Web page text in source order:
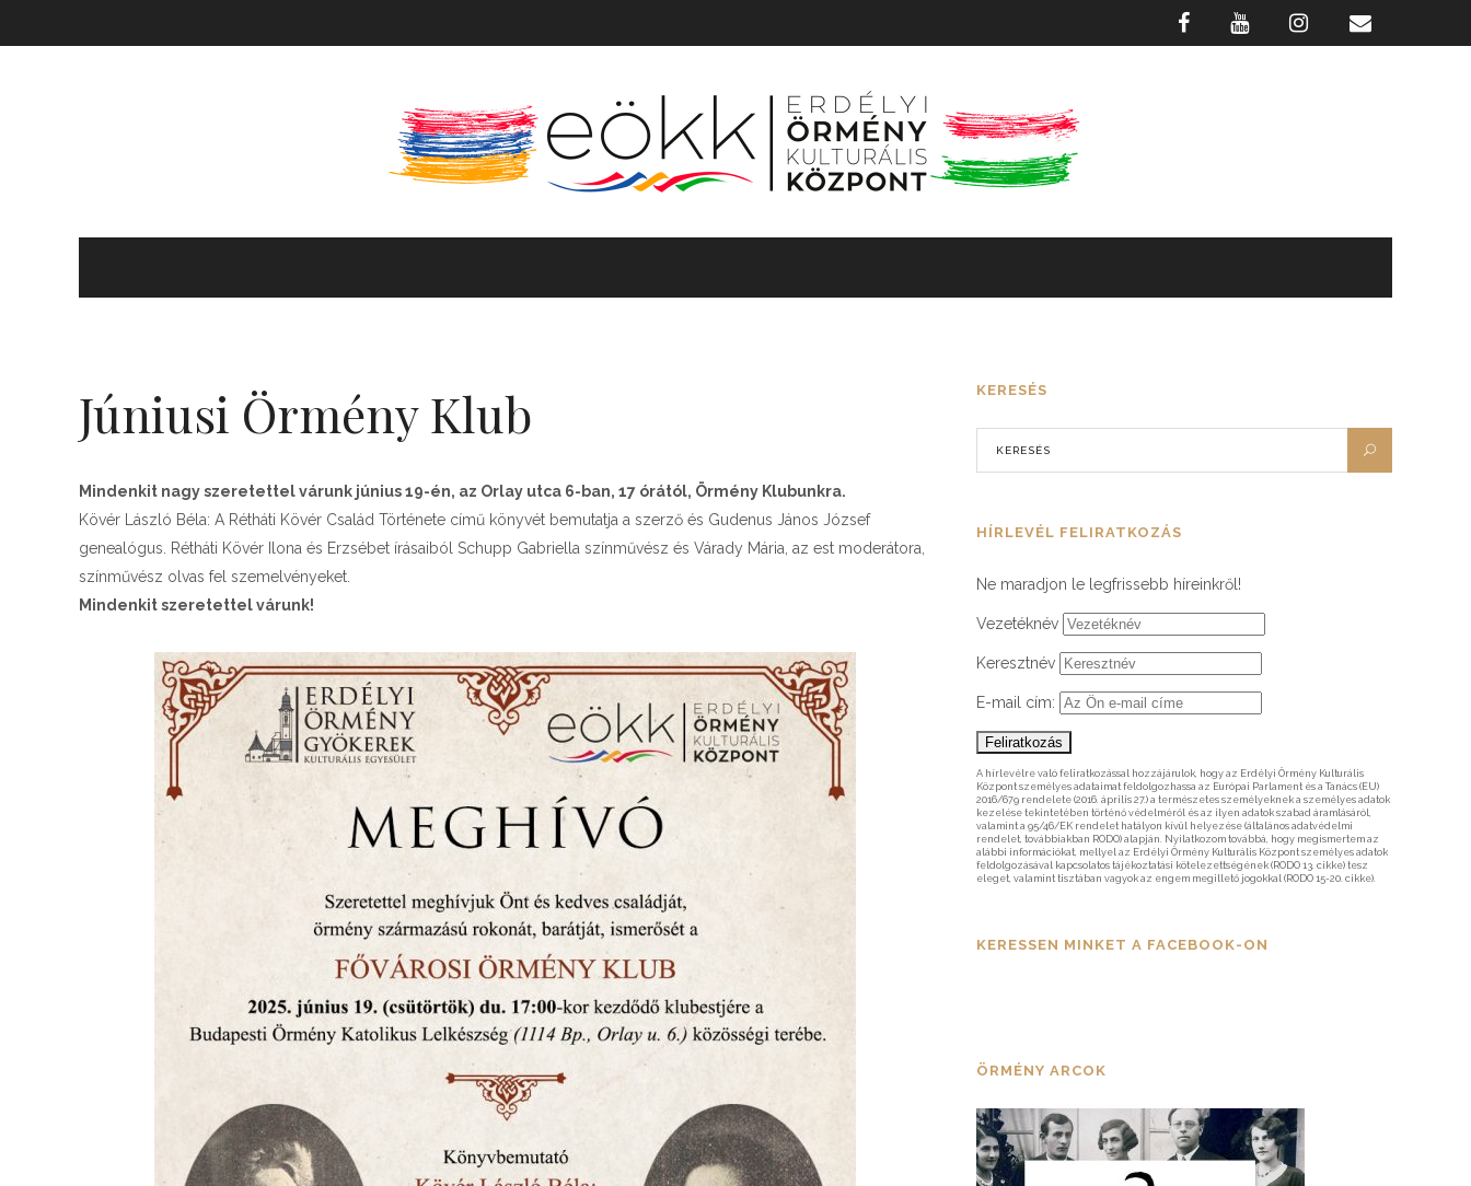
Júniusi Örmény Klub
Mindenkit nagy szeretettel várunk június 19-én, az Orlay utca 6-ban, 17 órától, Örmény Klubunkra.
Kövér László Béla: A Rétháti Kövér Család Története című könyvét bemutatja a szerző és Gudenus János József
genealógus. Rétháti Kövér Ilona és Erzsébet írásaiból Schupp Gabriella színművész és Várady Mária, az est moderátora,
színművész olvas fel szemelvényeket.
Mindenkit szeretettel várunk!
KERESÉS
HÍRLEVÉL FELIRATKOZÁS
Ne maradjon le legfrissebb híreinkről!
Vezetéknév
Keresztnév
E-mail cím:
A hírlevélre való feliratkozással hozzájárulok, hogy az Erdélyi Örmény Kulturális
Központ személyes adataimat feldolgozhassa az Európai Parlament és a Tanács (EU)
2016/679 rendelete (2016. április 27.) a természetes személyeknek a személyes adatok
kezelése tekintetében történő védelméről és az ilyen adatok szabad áramlásáról,
valamint a 95/46/EK rendelet hatályon kívül helyezése (általános adatvédelmi
rendelet, továbbiakban RODO) alapján. Nyilatkozom továbbá, hogy megismertem az
alábbi információkat, mellyel az Erdélyi Örmény Kulturális Központ személyes adatok
feldolgozásával kapcsolatos tájékoztatási kötelezettségének (RODO 13. cikke) tesz
eleget, valamint tisztában vagyok az engem megillető jogokkal (RODO 15-20. cikke).
KERESSEN MINKET A FACEBOOK-ON
ÖRMÉNY ARCOK